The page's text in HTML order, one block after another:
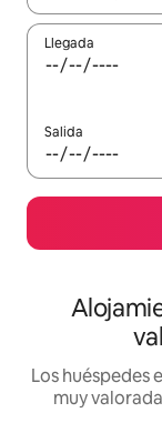
Llegada
Salida
Los huéspedes
muy